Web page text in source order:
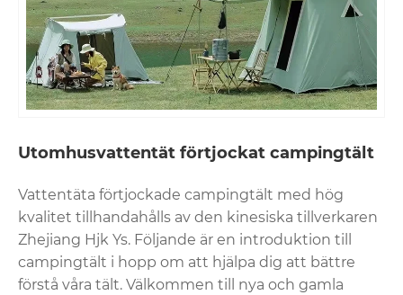
Utomhusvattentät förtjockat campingtält
Vattentäta förtjockade campingtält med hög
kvalitet tillhandahålls av den kinesiska tillverkaren
Zhejiang Hjk Ys. Följande är en introduktion till
campingtält i hopp om att hjälpa dig att bättre
förstå våra tält. Välkommen till nya och gamla